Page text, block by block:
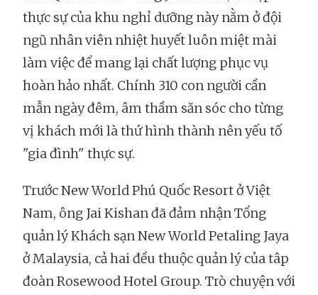
thực sự của khu nghỉ dưỡng này nằm ở đội
ngũ nhân viên nhiệt huyết luôn miệt mài
làm việc để mang lại chất lượng phục vụ
hoàn hảo nhất. Chính 310 con người cần
mẫn ngày đêm, âm thầm săn sóc cho từng
vị khách mới là thứ hình thành nên yếu tố
"gia đình" thực sự.
Trước New World Phú Quốc Resort ở Việt
Nam, ông Jai Kishan đã đảm nhận Tổng
quản lý Khách sạn New World Petaling Jaya
ở Malaysia, cả hai đều thuộc quản lý của tâp
đoàn Rosewood Hotel Group. Trò chuyện với